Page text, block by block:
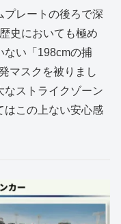
プレートの後ろで深
史においても極め
ない「198cmの捕
マスクを被りまし
なストライクゾーン
はこの上ない安心感